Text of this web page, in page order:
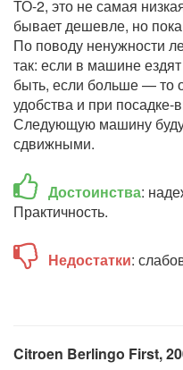
ТО-2, это не самая
бывает дешевле, но пока
По поводу ненужности
так: если в машине
быть, если больше — то
удобства и при посадке-
Следующую машину буду
сдвижными.
Достоинства:
Практичность.
Недостатки:
Citroen Berlingo First,